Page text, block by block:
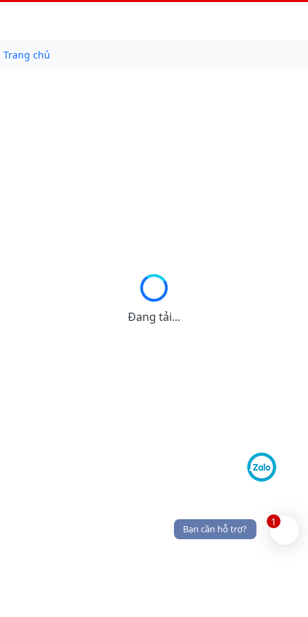
Trang chủ
Đang tải...
1
Bạn cần hỗ trợ?